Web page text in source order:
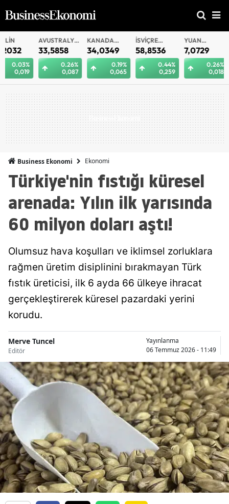
AVUSTRALYA
DOLARI
33,5858
0.26%
0,087
KANADA
DOLARI
34,0349
0.19%
0,065
İSVIÇRE
FRANKI
58,8536
0.44%
0,259
YUAN
OFFSHORE
7,0729
0.26%
0,018
YUAN
7,0721
Business Ekonomi Ekonomi
Türkiye'nin fıstığı küresel
arenada: Yılın ilk yarısında
60 milyon doları aştı!
Olumsuz hava koşulları ve iklimsel zorluklara
rağmen üretim disiplinini bırakmayan Türk
fıstık üreticisi, ilk 6 ayda 66 ülkeye ihracat
gerçekleştirerek küresel pazardaki yerini
korudu.
Merve Tuncel
Editör
Yayınlanma
06 Temmuz 2026 - 11:49